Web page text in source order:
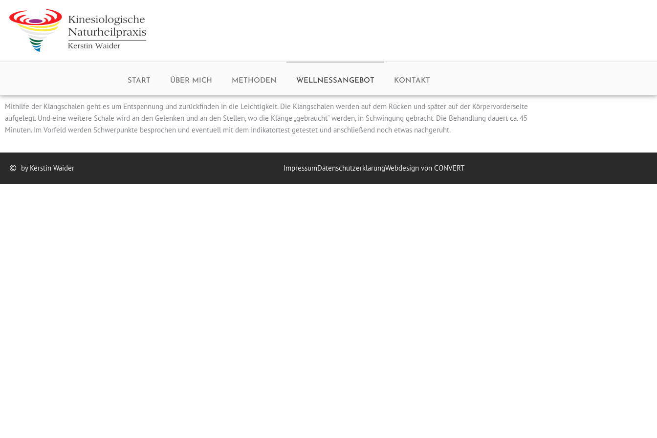
Inhalt
springen
START ÜBER MICH METHODEN WELLNESSANGEBOT KONTAKT
Mithilfe der Klangschalen geht es um Entspannung und zurückfinden in die Leichtigkeit. Die Klangschalen werden auf dem Rücken und später auf der Körpervorderseite
aufgelegt. Und eine weitere Schale wird an den Gelenken und an den Stellen, wo die Klänge „gebraucht“ werden, in Schwingung gebracht. Die Behandlung dauert ca. 45
Minuten. Im Vorfeld werden Schwerpunkte besprochen und eventuell mit dem Indikatortest getestet und anschließend noch etwas nachgeruht.
by Kerstin Waider ImpressumDatenschutzerklärungWebdesign von CONVERT